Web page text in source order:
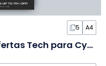
5 A4
Flyer Minimalista de Ofertas Tech para Cyber Monday en Diapositivas